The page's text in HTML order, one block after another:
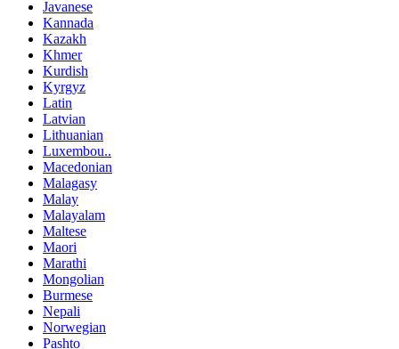
Javanese
Kannada
Kazakh
Khmer
Kurdish
Kyrgyz
Latin
Latvian
Lithuanian
Luxembou..
Macedonian
Malagasy
Malay
Malayalam
Maltese
Maori
Marathi
Mongolian
Burmese
Nepali
Norwegian
Pashto